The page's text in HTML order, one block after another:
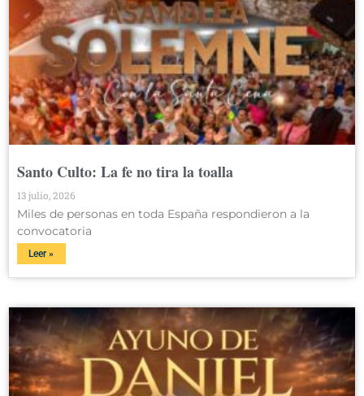
Santo Culto: La fe no tira la toalla
13 julio, 2026
Miles de personas en toda España respondieron a la
convocatoria
Leer »